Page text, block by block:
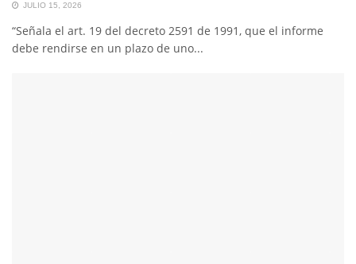
JULIO 15, 2026
“Señala el art. 19 del decreto 2591 de 1991, que el informe
debe rendirse en un plazo de uno...